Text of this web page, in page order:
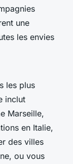
une
les envies
les plus
inclut
Marseille,
en Italie,
des villes
ou vous